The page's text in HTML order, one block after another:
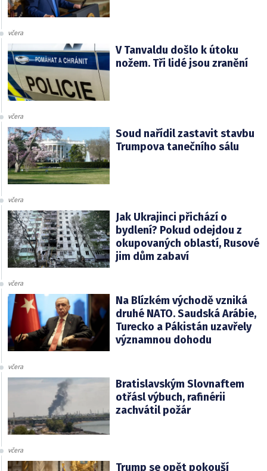
včera
V Tanvaldu došlo k útoku
nožem. Tři lidé jsou zranění
včera
Soud nařídil zastavit stavbu
Trumpova tanečního sálu
včera
Jak Ukrajinci přichází o
bydlení? Pokud odejdou z
okupovaných oblastí, Rusové
jim dům zabaví
včera
Na Blízkém východě vzniká
druhé NATO. Saudská Arábie,
Turecko a Pákistán uzavřely
významnou dohodu
včera
Bratislavským Slovnaftem
otřásl výbuch, rafinérii
zachvátil požár
včera
Trump se opět pokouší